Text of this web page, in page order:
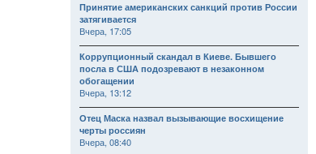
Принятие американских санкций против России
затягивается
Вчера, 17:05
Коррупционный скандал в Киеве. Бывшего
посла в США подозревают в незаконном
обогащении
Вчера, 13:12
Отец Маска назвал вызывающие восхищение
черты россиян
Вчера, 08:40